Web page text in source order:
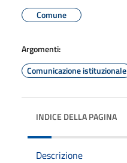
Comune
Argomenti:
Comunicazione istituzionale
INDICE DELLA PAGINA
Descrizione